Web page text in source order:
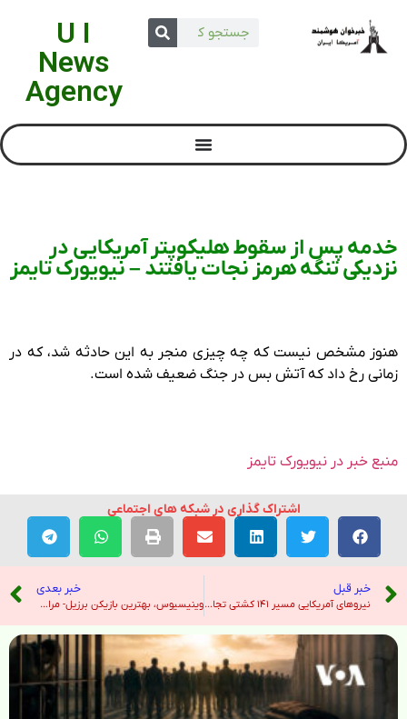
U I
News
Agency
خدمه پس از سقوط هلیکوپتر آمریکایی در
نزدیکی تنگه هرمز نجات یافتند – نیویورک تایمز
هنوز مشخص نیست که چه چیزی منجر به این حادثه شد، که در
زمانی رخ داد که آتش بس در جنگ ضعیف شده است.
منبع خبر در نیویورک تایمز
اشتراک گذاری در شبکه های اجتماعی
خبر قبل
نیروهای آمریکایی مسیر ۱۴۱ کشتی تجاری را برای اجرای محاصره دریایی جمهوری اسلامی تغییر دادند – صدای آمریکا
خبر بعدی
وینیسیوس، بهترین بازیکن برزیل- مراکش / مزد گلزنی به بونو – خبرگزاری ایرنا